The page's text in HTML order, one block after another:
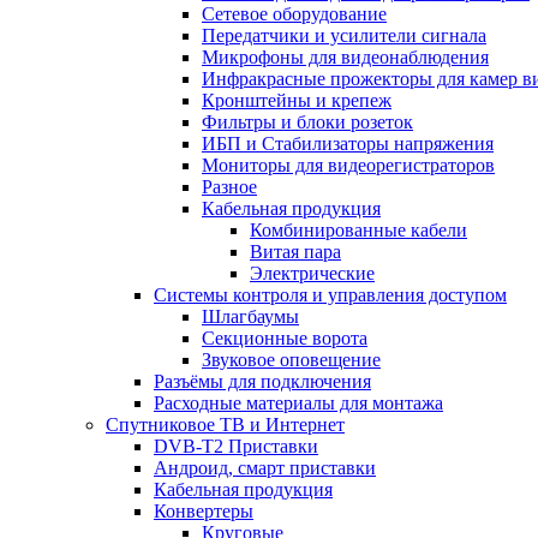
Сетевое оборудование
Передатчики и усилители сигнала
Микрофоны для видеонаблюдения
Инфракрасные прожекторы для камер
Кронштейны и крепеж
Фильтры и блоки розеток
ИБП и Стабилизаторы напряжения
Мониторы для видеорегистраторов
Разное
Кабельная продукция
Комбинированные кабели
Витая пара
Электрические
Системы контроля и управления доступом
Шлагбаумы
Секционные ворота
Звуковое оповещение
Разъёмы для подключения
Расходные материалы для монтажа
Спутниковое ТВ и Интернет
DVB-Т2 Приставки
Андроид, смарт приставки
Кабельная продукция
Конвертеры
Круговые